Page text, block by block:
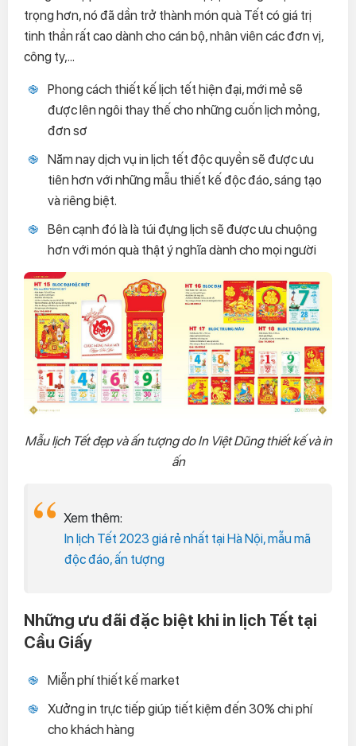
trọng hơn, nó đã dần trở thành món quà Tết có giá trị
tinh thần rất cao dành cho cán bộ, nhân viên các đơn vị,
công ty,...
Phong cách thiết kế lịch tết hiện đại, mới mẻ sẽ
được lên ngôi thay thế cho những cuốn lịch mỏng,
đơn sơ
Năm nay dịch vụ in lịch tết độc quyền sẽ được ưu
tiên hơn với những mẫu thiết kế độc đáo, sáng tạo
và riêng biệt.
Bên cạnh đó là là túi đựng lịch sẽ được ưu chuộng
hơn với món quà thật ý nghĩa dành cho mọi người
Mẫu lịch Tết đẹp và ấn tượng do In Việt Dũng thiết kế và in
ấn
Xem thêm:
In lịch Tết 2023 giá rẻ nhất tại Hà Nội, mẫu mã
độc đáo, ấn tượng
Những ưu đãi đặc biệt khi in lịch Tết tại
Cầu Giấy
Miễn phí thiết kế market
Xưởng in trực tiếp giúp tiết kiệm đến 30% chi phí
cho khách hàng